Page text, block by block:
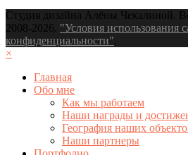
Студия дизайна Алёны Чекалиной.
2008-2026. "Условия использования
конфиденциальности"
×
Главная
Обо мне
Как мы работаем
Наши награды и
География наших
Наши партнеры